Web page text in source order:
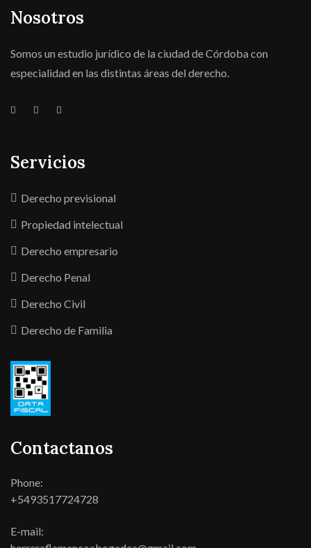
Nosotros
Somos un estudio jurídico de la ciudad de Córdoba con
especialidad en las distintas áreas del derecho.
Servicios
Derecho previsional
Propiedad intelectual
Derecho empresario
Derecho Penal
Derecho Civil
Derecho de Familia
Contactanos
Phone:
+5493517724728
E-mail: